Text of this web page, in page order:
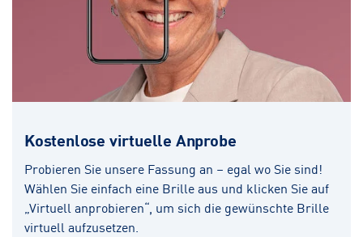
Kostenlose virtuelle Anprobe
Probieren Sie unsere Fassung an – egal wo Sie sind!
Wählen Sie einfach eine Brille aus und klicken Sie auf
„Virtuell anprobieren“, um sich die gewünschte Brille
virtuell aufzusetzen.